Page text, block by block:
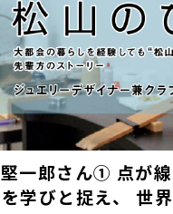
堅一郎さん① 点が
学びと捉え、 世